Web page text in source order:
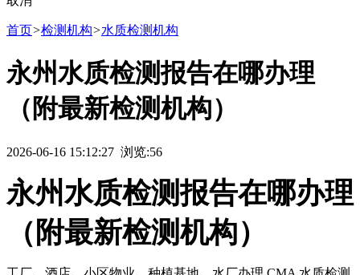
首页>检测机构>水质检测机构
永州水质检测报告在哪办理
（附最新检测机构）
2026-06-16 15:12:27 浏览:56
永州水质检测报告在哪办理
（附最新检测机构）